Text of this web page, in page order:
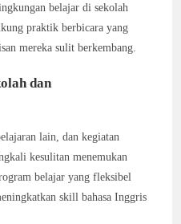
belajar di sekolah
praktik berbicara yang
mereka sulit berkembang.
dan
lain, dan kegiatan
kesulitan menemukan
belajar yang fleksibel
skill bahasa Inggris